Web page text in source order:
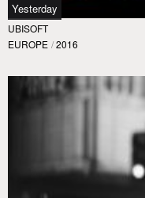
Yesterday
UBISOFT
EUROPE / 2016